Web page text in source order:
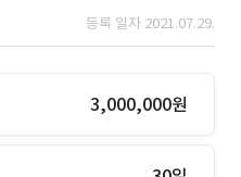
등록 일자 2021.07.29.
3,000,000원